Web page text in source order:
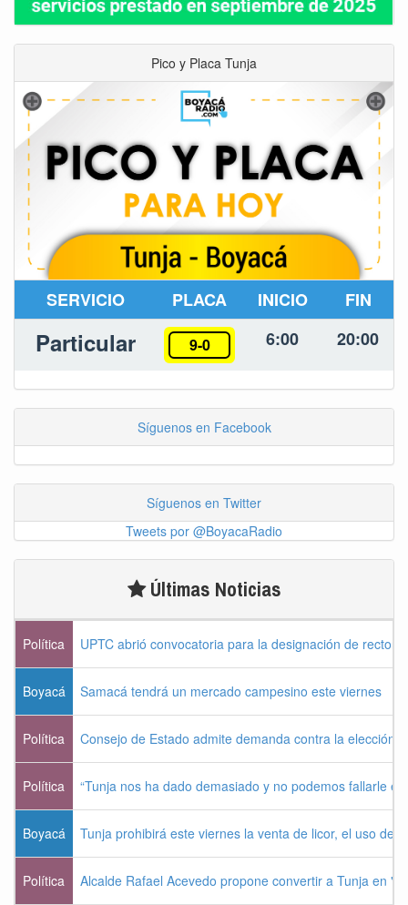
Pico y Placa Tunja
SERVICIO PLACA INICIO FIN
Particular 9-0 6:00 20:00
Síguenos en Facebook
Síguenos en Twitter
Tweets por @BoyacaRadio
Últimas Noticias
Política UPTC abrió convocatoria para la designación de rector
Boyacá Samacá tendrá un mercado campesino este viernes
Política Consejo de Estado admite demanda contra la elección
Política “Tunja nos ha dado demasiado y no podemos fallarle
Boyacá Tunja prohibirá este viernes la venta de licor, el uso de
Política Alcalde Rafael Acevedo propone convertir a Tunja en